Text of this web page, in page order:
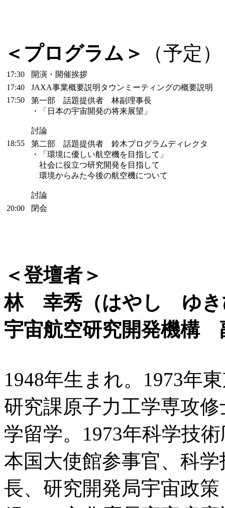
＜プログラム＞ （予定
17:30
開演・開催挨拶
17:40
JAXA事業概要説明タウンミーティングの概要説明
17:50
第一部 話題提供者 林副理事長
・「日本の宇宙開発の将来展望」
討論
18:55
第二部 話題提供者 鈴木プログラムディレクタ
・「環境に優しい航空機を目指して」
社会に役立つ研究開発を目指して
環境からみた今後の航空機について
討論
20:00
閉会
＜登壇者＞
林 幸秀（はやし ゆき
宇宙航空研究開発機構
1948年生まれ。1973年
研究課原子力工学専攻
学留学。1973年科学技
本国大使館参事官、科
長、研究開発局宇宙政